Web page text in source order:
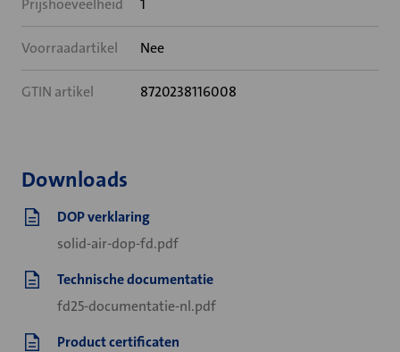
Prijshoeveelheid 1
Voorraadartikel Nee
GTIN artikel 8720238116008
Downloads
DOP verklaring
solid-air-dop-fd.pdf
Technische documentatie
fd25-documentatie-nl.pdf
Product certificaten